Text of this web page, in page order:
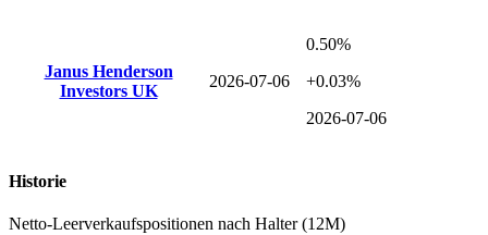
Janus Henderson
Investors UK
2026-07-06
0.50%
+0.03%
2026-07-06
Historie
Netto-Leerverkaufspositionen nach Halter (12M)